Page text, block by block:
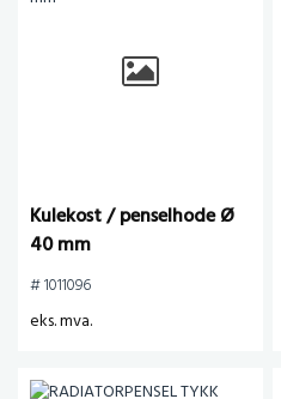
Kulekost / penselhode Ø
40 mm
# 1011096
eks. mva.